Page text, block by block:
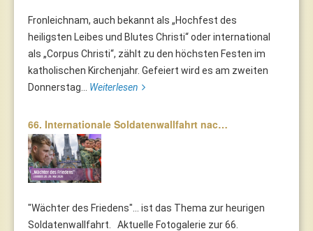
Fronleichnam, auch bekannt als „Hochfest des
heiligsten Leibes und Blutes Christi“ oder international
als „Corpus Christi“, zählt zu den höchsten Festen im
katholischen Kirchenjahr. Gefeiert wird es am zweiten
Donnerstag... Weiterlesen
66. Internationale Soldatenwallfahrt nac…
"Wächter des Friedens"... ist das Thema zur heurigen
Soldatenwallfahrt. Aktuelle Fotogalerie zur 66.